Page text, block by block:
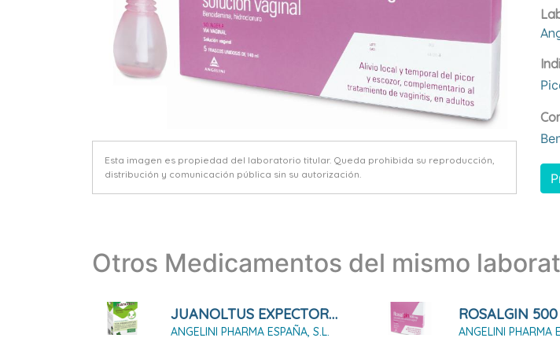
Esta imagen es propiedad del laboratorio titular. Queda prohibida su reproducción,
distribución y comunicación pública sin su autorización.
Otros Medicamentos del mismo
JUANOLTUS EXPECTORANTE JARABE, 100 ML
ANGELINI PHARMA ESPAÑA, S.L. ANGELINI PHARMA